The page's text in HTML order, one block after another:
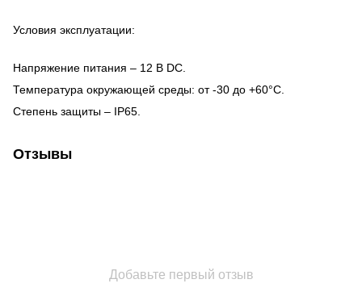
Условия эксплуатации:
Напряжение питания – 12 B DC.
Температура окружающей среды: от -30 до +60°С.
Степень защиты – IP65.
Отзывы
Добавьте первый отзыв